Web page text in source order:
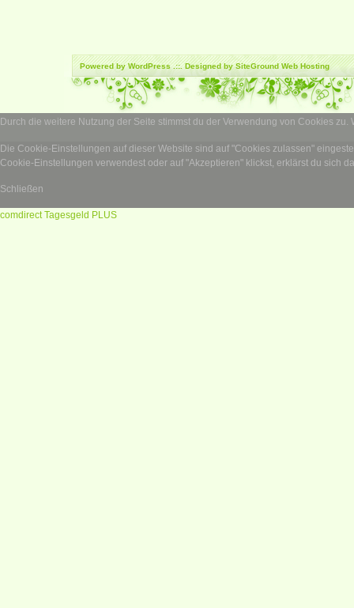
Powered byWordPress.::. Designed by SiteGroundWeb Hosting
Durch die weitere Nutzung der Seite stimmst du der Verwendung von Cookies zu.
Die Cookie-Einstellungen auf dieser Website sind auf "Cookies zulassen"
Cookie-Einstellungen verwendest oder auf "Akzeptieren" klickst, erklärst du sich
Schließen
comdirect Tagesgeld PLUS